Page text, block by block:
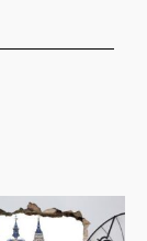
Rango